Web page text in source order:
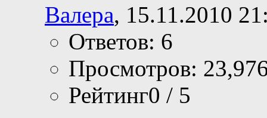
Валера, 15.11.2010
Ответов: 6
Просмотров:
Рейтинг0 / 5